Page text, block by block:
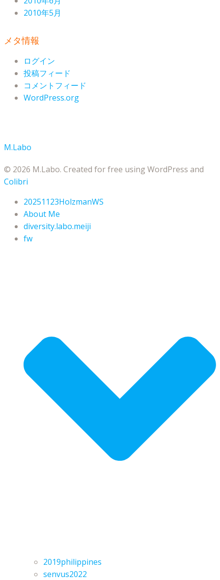
2010年5月
メタ情報
ログイン
投稿フィード
コメントフィード
WordPress.org
M.Labo
© 2026 M.Labo. Created for free using WordPress and
Colibri
20251123HolzmanWS
About Me
diversity.labo.meiji
fw
2019philippines
senvus2022